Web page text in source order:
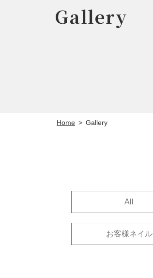
Gallery
Home > Gallery
All
お客様ネイル